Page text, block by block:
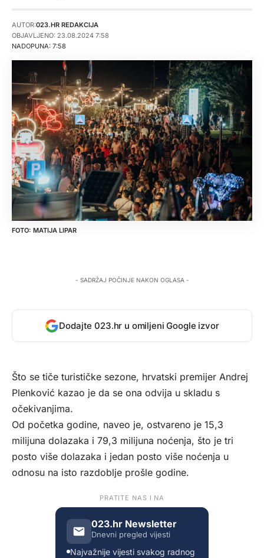
NADOPUNA: 7:58
AUTOR:023.HR REDAKCIJA
OBJAVLJENO: 23.08.2024 7:58
MATIJA LIPAR
- SADRŽAJ POČINJE NAKON OGLASA -
Dodajte 023.hr u omiljeni Google izvor
Što se tiče turističke sezone, hrvatski premijer Andrej
Plenković kazao je da se ona odvija u skladu s
očekivanjima.
Od početka godine, naveo je, ostvareno je 15,3
milijuna dolazaka i 79,3 milijuna noćenja, što je tri
posto više dolazaka i jedan posto više noćenja u
odnosu na isto razdoblje prošle godine.
PRATITE NAS I NA
023.hr Newsletter
Dnevni pregled vijesti
Najvažnije vijesti svakog radnog